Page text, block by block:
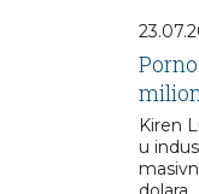
Kiren
u